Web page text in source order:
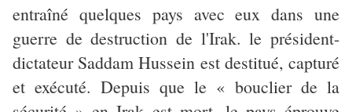
entraîné quelques pays avec eux dans une
guerre de destruction de l'Irak. le président-
dictateur Saddam Hussein est destitué, capturé
et exécuté. Depuis que le « bouclier de la